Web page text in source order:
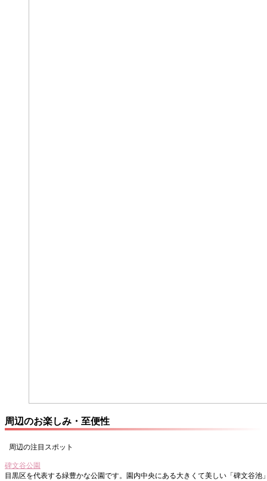
周辺のお楽しみ・至便性
周辺の注目スポット
碑文谷公園
目黒区を代表する緑豊かな公園です。園内中央にある大きくて美しい「碑文谷池